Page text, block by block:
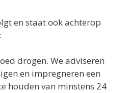
en staat ook achterop
drogen. We adviseren
en impregneren een
houden van minstens 24